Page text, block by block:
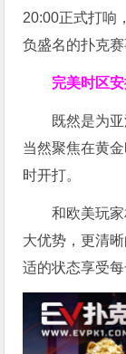
20:00正式打响
负盛名的扑克赛
完美时区
既然是为
当然聚焦在黄
时开打。
和欧美玩
大优势，更清
适的状态享受每